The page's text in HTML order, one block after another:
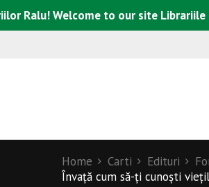
Ralu! Welcome to our site Librariile
Home Carti Edituri
Învaţă cum să-ţi cunoşti